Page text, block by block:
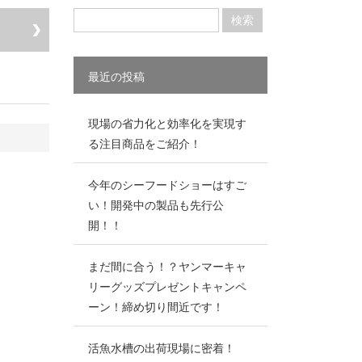
最近の投稿
現場の省力化と効率化を実現す
る注目商品をご紹介！
今年のシーフードショーはすご
い！開発中の製品も先行公
開！！
まだ間に合う！？ヤンマーキャ
リーグッズプレゼントキャンペ
ーン！締め切り間近です！
活魚水槽の出荷現場に密着！